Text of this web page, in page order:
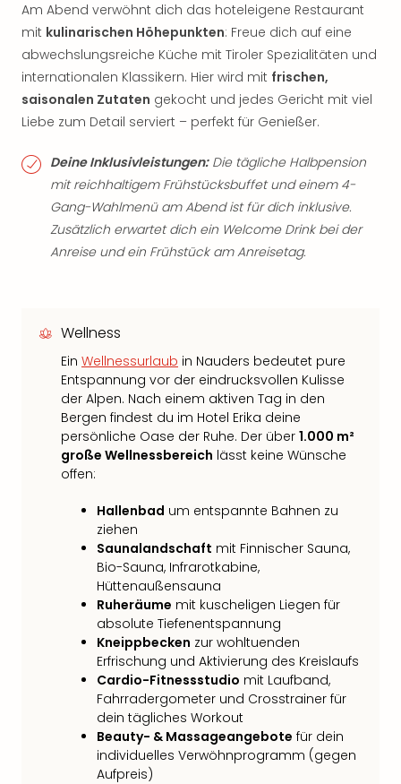
Am Abend verwöhnt dich das hoteleigene Restaurant
mit kulinarischen Höhepunkten: Freue dich auf eine
abwechslungsreiche Küche mit Tiroler Spezialitäten und
internationalen Klassikern. Hier wird mit frischen,
saisonalen Zutaten gekocht und jedes Gericht mit viel
Liebe zum Detail serviert – perfekt für Genießer.
Deine Inklusivleistungen:Die tägliche Halbpension
mit reichhaltigem Frühstücksbuffet und einem 4-
Gang-Wahlmenü am Abend ist für dich inklusive.
Zusätzlich erwartet dich ein Welcome Drink bei der
Anreise und ein Frühstück am Anreisetag.
Wellness
Ein Wellnessurlaub in Nauders bedeutet pure
Entspannung vor der eindrucksvollen Kulisse
der Alpen. Nach einem aktiven Tag in den
Bergen findest du im Hotel Erika deine
persönliche Oase der Ruhe. Der über 1.000 m²
große Wellnessbereich lässt keine Wünsche
offen:
Hallenbad um entspannte Bahnen zu
ziehen
Saunalandschaft mit Finnischer Sauna,
Bio-Sauna, Infrarotkabine,
Hüttenaußensauna
Ruheräume mit kuscheligen Liegen für
absolute Tiefenentspannung
Kneippbecken zur wohltuenden
Erfrischung und Aktivierung des Kreislaufs
Cardio-Fitnessstudio mit Laufband,
Fahrradergometer und Crosstrainer für
dein tägliches Workout
Beauty- & Massageangebote für dein
individuelles Verwöhnprogramm (gegen
Aufpreis)